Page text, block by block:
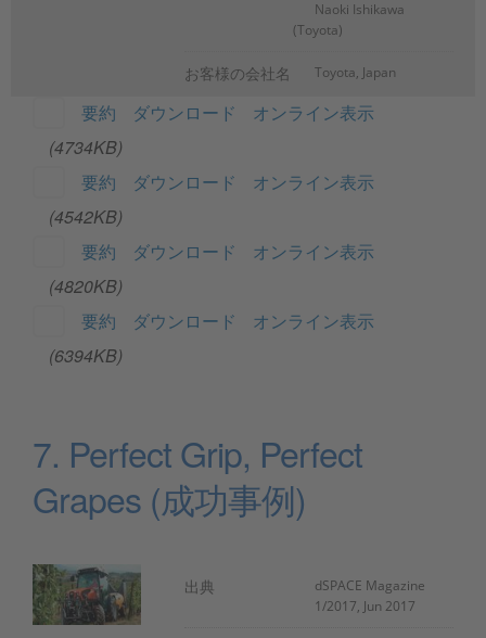
Naoki Ishikawa
(Toyota)
お客様の会社名 Toyota, Japan
要約 ダウンロード
オンライン表示
(4734KB)
要約
ダウンロード
オンライン表示
(4542KB)
要約
ダウンロード
オンライン表示
(4820KB)
要約
ダウンロード
オンライン表示
(6394KB)
7. Perfect Grip, Perfect
Grapes (成功事例)
出典
dSPACE Magazine
1/2017, Jun 2017